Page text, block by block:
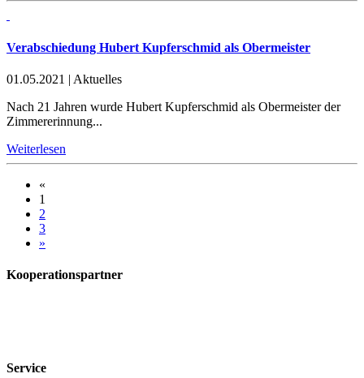
Verabschiedung Hubert Kupferschmid als Obermeister
01.05.2021 | Aktuelles
Nach 21 Jahren wurde Hubert Kupferschmid als Obermeister der
Zimmererinnung...
Weiterlesen
«
1
2
3
»
Kooperationspartner
Service